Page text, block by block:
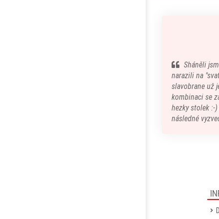
Sháněli
narazili na
slavobrane už
kombinaci se
hezky stolek :-
následné